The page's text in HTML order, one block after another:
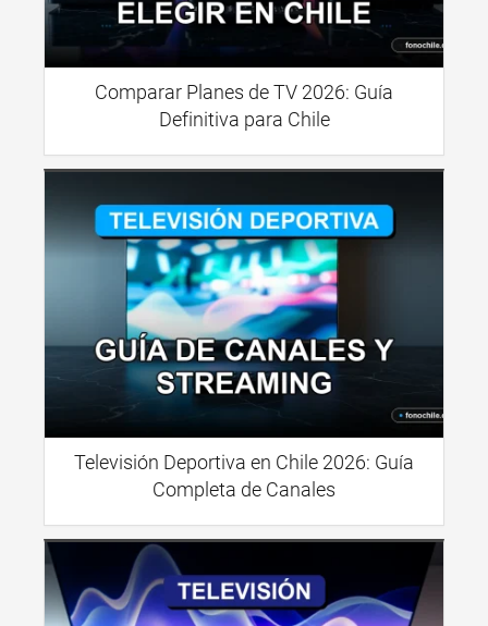
Comparar Planes de TV 2026: Guía
Definitiva para Chile
Televisión Deportiva en Chile 2026: Guía
Completa de Canales